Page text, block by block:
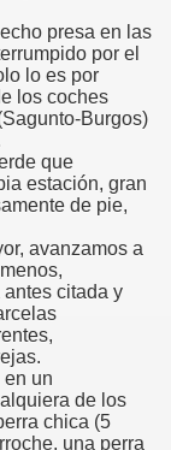
presa en las
por el
lo es por
los coches
Burgos)
que
estación, gran
de pie,
avanzamos a
citada y
en un
de los
chica (5
una perra